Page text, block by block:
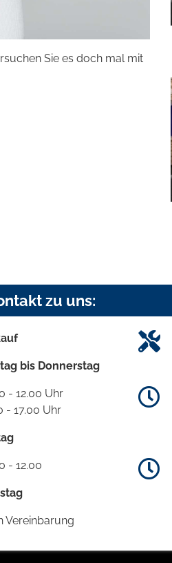
Sie es doch mal mit
zu uns:
bis Donnerstag
- 12.00 Uhr
- 17.00 Uhr
- 12.00
Vereinbarung